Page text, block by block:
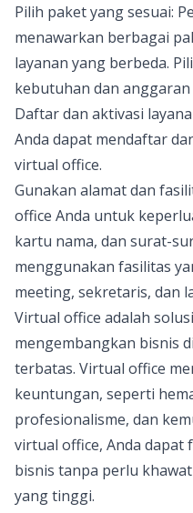
Pilih paket yang sesuai:
menawarkan berbagai
layanan yang berbeda.
kebutuhan dan anggaran
Daftar dan aktivasi
Anda dapat mendaftar
virtual office.
Gunakan alamat dan
office Anda untuk
kartu nama, dan surat-
menggunakan fasilitas
meeting, sekretaris, dan
Virtual office adalah
mengembangkan bisnis
terbatas. Virtual office
keuntungan, seperti
profesionalisme, dan
virtual office, Anda dapat
bisnis tanpa perlu
yang tinggi.